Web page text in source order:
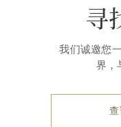
寻
我们诚邀您
界，